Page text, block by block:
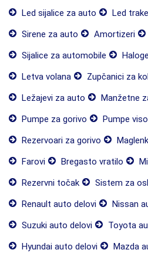
Led sijalice za auto
Led
Sirene za auto
Amortizeri
Sijalice za automobile
Letva volana
Zupčanici za
Ležajevi za auto
Manžetne
Pumpe za gorivo
Pumpe
Rezervoari za gorivo
Farovi
Bregasto vratilo
Rezervni točak
Sistem za
Renault auto delovi
Nissan
Suzuki auto delovi
Toyota
Hyundai auto delovi
Mazda